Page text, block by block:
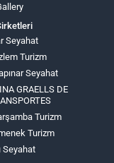
Seyahat
Turizm
Seyahat
GRAELLS DE
Turizm
Turizm
Seyahat